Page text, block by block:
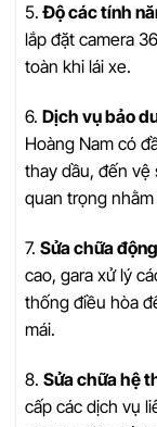
5.Độ các tính
lắp đặt camera
toàn khi lái xe.
6. Dịch vụ bảo
Hoàng Nam có
thay dầu, đến vệ
quan trọng
7. Sửa chữa
cao, gara xử lý
thống điều hòa
mái.
8. Sửa chữa hệ
cấp các dịch vụ